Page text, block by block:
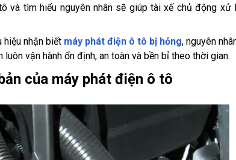
và tìm hiểu nguyên nhân sẽ giúp tài xế chủ động xử
hiệu nhận biết máy phát điện ô tô bị hỏng, nguyên
vận hành ổn định, an toàn và bền bỉ theo thời gian.
của máy phát điện ô tô